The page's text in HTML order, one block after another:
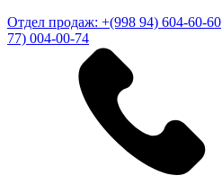
Отдел продаж: +(998 94) 604-60-60
77) 004-00-74